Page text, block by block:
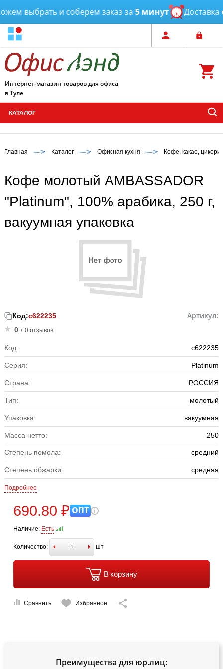
выбрать и соберем заказ за5 минут Доставкаот
Интернет-магазин товаров для офиса
в Туле
КАТАЛОГ
Главная Каталог Офисная кухня Кофе, какао,
Кофе молотый AMBASSADOR
"Platinum", 100% арабика, 250 г,
вакуумная упаковка
Код:с622235 Артикул:
0 / 0 отзывов
Код: с622235
Серия: Platinum
Страна: РОССИЯ
Тип: молотый
Упаковка: вакуумная
Масса нетто: 250
Степень помола: средний
Степень обжарки: средняя
Подробнее
690.80 ₽ ОПТ
Наличие: Есть
Количество: шт
В корзину
Сравнить Избранное
Преимущества для юр.лиц: